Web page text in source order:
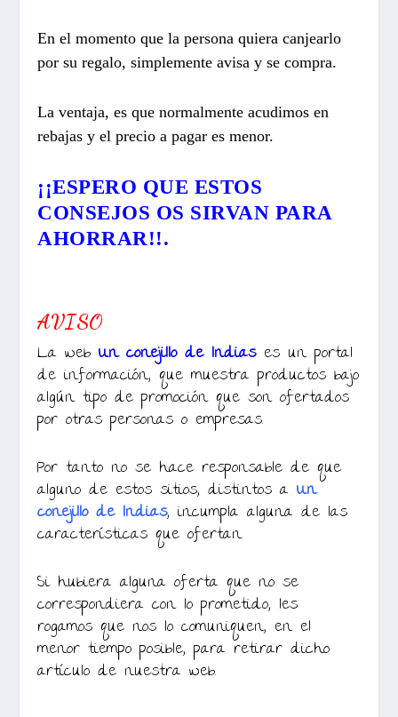
En el momento que la persona quiera canjearlo
por su regalo, simplemente avisa y se compra.
La ventaja, es que normalmente acudimos en
rebajas y el precio a pagar es menor.
¡¡ESPERO QUE ESTOS
CONSEJOS OS SIRVAN PARA
AHORRAR!!.
AVISO
La webUn conejillo de Indias es un portal
de información, que muestra productos bajo
algún tipo de promoción que son ofertados
por otras personas o empresas.
Por tanto no se hace responsable de que
alguno de estos sitios, distintos aUn
conejillo de Indias, incumpla alguna de las
características que ofertan.
Si hubiera alguna oferta que no se
correspondiera con lo prometido, les
rogamos que nos lo comuniquen, en el
menor tiempo posible, para retirar dicho
artículo de nuestra web.